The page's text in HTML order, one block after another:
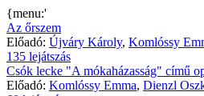
{menu:'
Az őrszem
Előadó: Újváry Károly, Komlóssy
135 lejátszás
Csók lecke "A mókaházasság" című
Előadó: Komlóssy Emma, Dienzl